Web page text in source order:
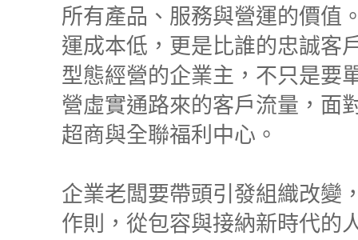
所有產品、服務與營運的價值
運成本低，更是比誰的忠誠客
型態經營的企業主，不只是要
營虛實通路來的客戶流量，面
超商與全聯福利中心。
企業老闆要帶頭引發組織改變
作則，從包容與接納新時代的